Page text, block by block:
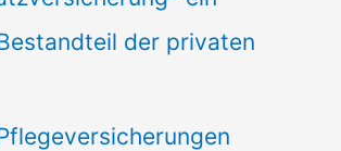
der privaten